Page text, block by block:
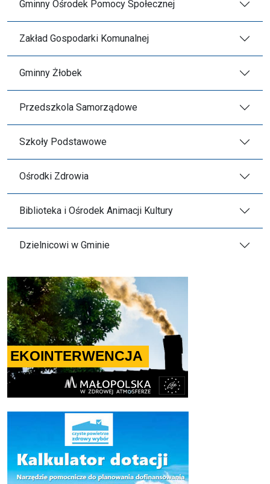
Gminny Ośrodek Pomocy Społecznej
Zakład Gospodarki Komunalnej
Gminny Żłobek
Przedszkola Samorządowe
Szkoły Podstawowe
Ośrodki Zdrowia
Biblioteka i Ośrodek Animacji Kultury
Dzielnicowi w Gminie